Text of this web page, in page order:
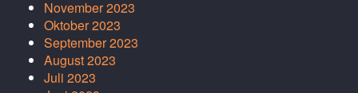
November 2023
Oktober 2023
September 2023
August 2023
Juli 2023